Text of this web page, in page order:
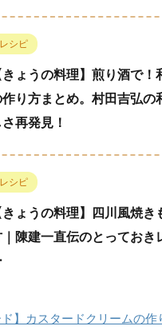
レシピ
きょうの料理】煎り酒で！
り方まとめ。村田吉弘の
さ再発見！
レシピ
きょうの料理】四川風焼き
陳建一直伝のとっておき
ド】カスタードクリームの作